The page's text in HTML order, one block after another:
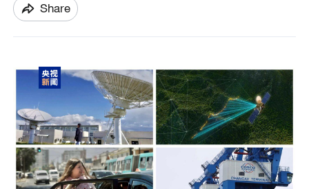
Share